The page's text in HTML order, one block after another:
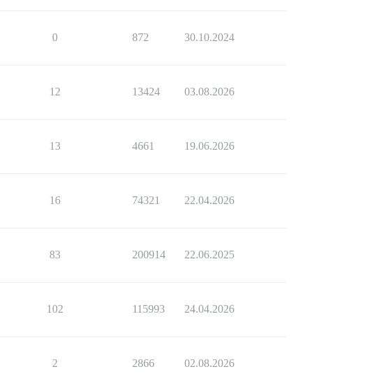
0 872 30.10.2024
12 13424 03.08.2026
13 4661 19.06.2026
16 74321 22.04.2026
83 200914 22.06.2025
102 115993 24.04.2026
2 2866 02.08.2026